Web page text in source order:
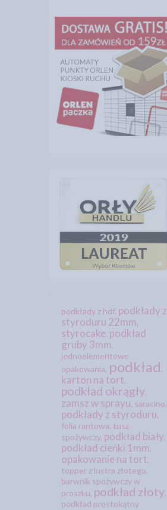
podkłady z hdf, podkłady z
styroduru 22mm,
styrocake, podkład
gruby 3mm,
jednoelementowe
opakowania, podkład,
karton na tort,
podkład okrągły,
zamsz w sprayu, saracino,
podkłady z styroduru,
folia rantowa, tusz
spożywczy, podkład biały,
podkład cieńki 1mm,
opakowanie na tort,
topper z lustra złotego,
barwnik spożywczy w
proszku, podkład złoty,
podkład prostokątny